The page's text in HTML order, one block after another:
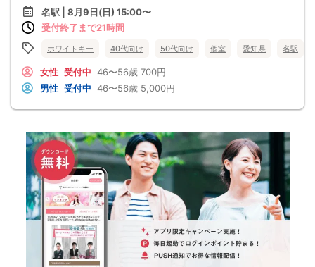
名駅 | 8月9日(日) 15:00〜
受付終了まで21時間
ホワイトキー 40代向け 50代向け 個室 愛知県 名駅
女性 受付中 46〜56歳 700円
男性 受付中 46〜56歳 5,000円